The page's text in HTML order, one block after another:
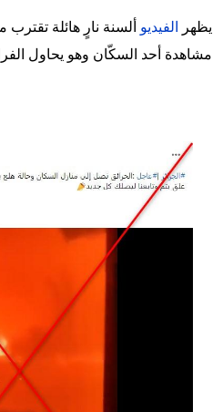
يظهر الفيديو ألسنة نارٍ هائلة
مشاهدة أحد السكّان وهو يحاول
Image